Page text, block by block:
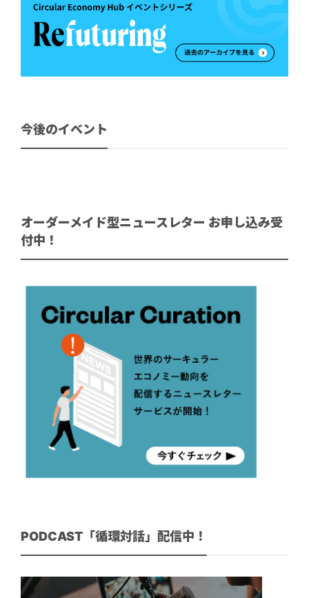
今後のイベント
オーダーメイド型ニュースレター お申し込み受
付中！
PODCAST「循環対話」配信中！